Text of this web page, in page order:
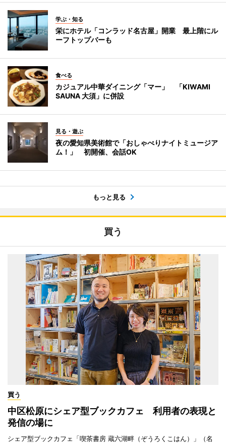
学ぶ・知る
栄にホテル「コンラッド名古屋」開業 最上階にル
ーフトップバーも
食べる
カジュアル中華ダイニング「マー」 「KIWAMI
SAUNA 大須」に併設
見る・遊ぶ
夜の愛知県美術館で「おしゃべりナイトミュージア
ム！」 初開催、会話OK
もっと見る
買う
買う
中区松原にシェア型ブックカフェ 利用者の表現と
発信の場に
シェア型ブックカフェ「喫茶書房 蔵六湖畔（ぞうろくこはん）」（名